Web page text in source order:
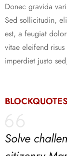
Donec gravida
Sed sollicitudin,
est, a feugiat
vitae eleifend
imperdiet justo
BLOCKQUOTES
Solve